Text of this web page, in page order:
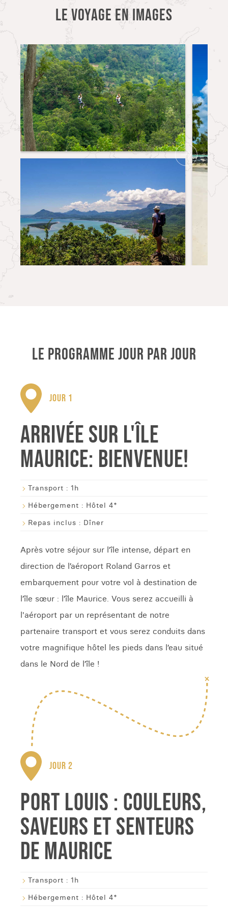
LE VOYAGE EN IMAGES
LE PROGRAMME JOUR PAR JOUR
JOUR 1
ARRIVÉE SUR L'ÎLE
MAURICE: BIENVENUE!
Transport : 1h
Hébergement : Hôtel 4*
Repas inclus : Dîner
Après votre séjour sur l’île intense, départ en
direction de l’aéroport Roland Garros et
embarquement pour votre vol à destination de
l’île sœur : l’île Maurice. Vous serez accueilli à
l'aéroport par un représentant de notre
partenaire transport et vous serez conduits dans
votre magnifique hôtel les pieds dans l’eau situé
dans le Nord de l’île !
JOUR 2
PORT LOUIS : COULEURS,
SAVEURS ET SENTEURS
DE MAURICE
Transport : 1h
Hébergement : Hôtel 4*